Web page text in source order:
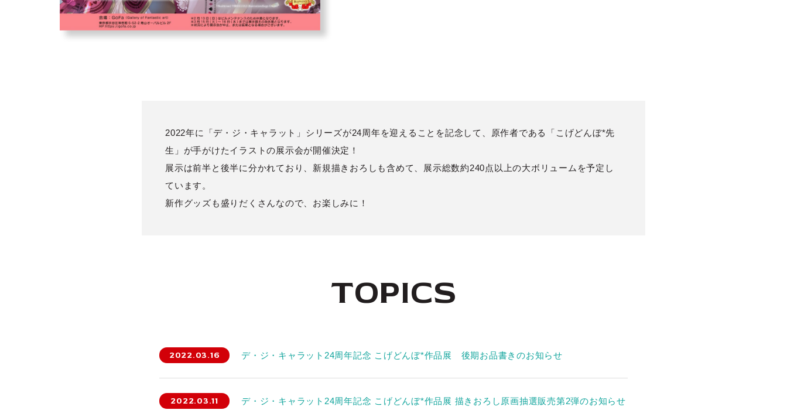
2022年に「デ・ジ・キャラット」シリーズが24周年を迎えることを記念して、原作者である「こげどんぼ*先
生」が手がけたイラストの展示会が開催決定！
展示は前半と後半に分かれており、新規描きおろしも含めて、展示総数約240点以上の大ボリュームを予定し
ています。
新作グッズも盛りだくさんなので、お楽しみに！
TOPICS
2022.03.16 デ・ジ・キャラット24周年記念 こげどんぼ*作品展 後期お品書きのお知らせ
2022.03.11 デ・ジ・キャラット24周年記念 こげどんぼ*作品展 描きおろし原画抽選販売第2弾のお知らせ